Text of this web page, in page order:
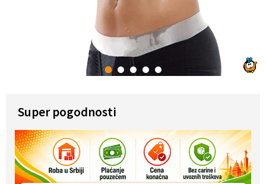
1 2 3 4 5
Super pogodnosti